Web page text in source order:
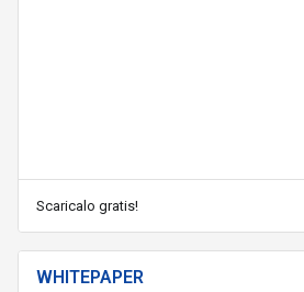
Scaricalo gratis!
WHITEPAPER